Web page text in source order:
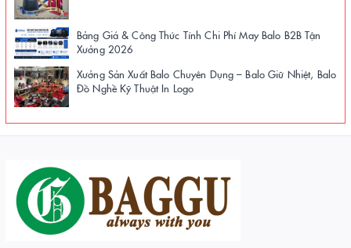
Bảng Giá & Công Thức Tính Chi Phí May Balo B2B Tận
Xưởng 2026
Xưởng Sản Xuất Balo Chuyên Dụng – Balo Giữ Nhiệt, Balo
Đồ Nghề Kỹ Thuật In Logo